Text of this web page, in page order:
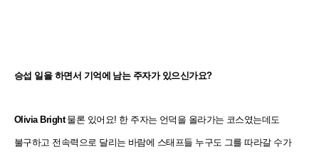
승섭 일을 하면서 기억에 남는 주자가 있으신가요?
Olivia Bright물론 있어요! 한 주자는 언덕을 올라가는 코스였는데도
불구하고 전속력으로 달리는 바람에 스태프들 누구도 그를 따라갈 수가